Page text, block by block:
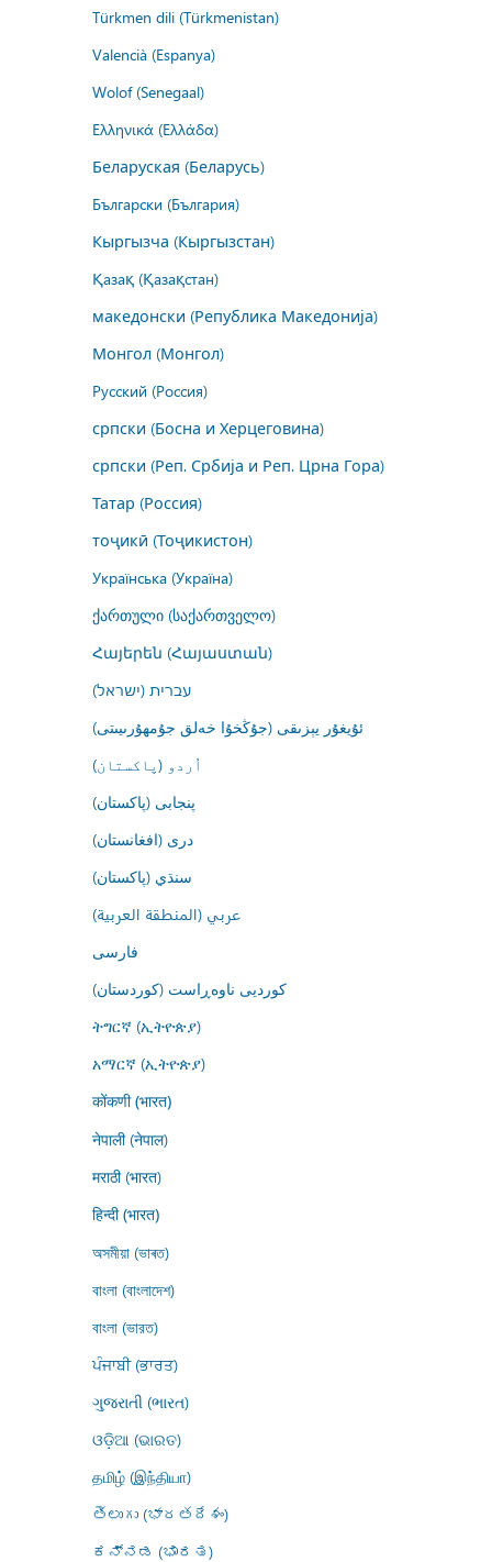
Türkmen dili (Türkmenistan)
Valencià (Espanya)
Wolof (Senegaal)
Ελληνικά (Ελλάδα)
Беларуская (Беларусь)
Български (България)
Кыргызча (Кыргызстан)
Қазақ (Қазақстан)
македонски (Република Македонија)
Монгол (Монгол)
Русский (Россия)
српски (Босна и Херцеговина)
српски (Реп. Србија и Реп. Црна Гора)
Татар (Россия)
тоҷикӣ (Тоҷикистон)
Українська (Україна)
ქართული (საქართველო)
Հայերեն (Հայաստան)
עברית (ישראל)
ئۇيغۇر يېزىقى (جۇڭخۇا خەلق جۇمھۇرىيىتى)
اُردو (پاکستان)
پنجابی (پاکستان)
درى (افغانستان)
سنڌي (پاکستان)
عربي (المنطقة العربية)
فارسى
کوردیی ناوەڕاست (کوردستان)
ትግርኛ (ኢትዮጵያ)
አማርኛ (ኢትዮጵያ)
कोंकणी (भारत)
नेपाली (नेपाल)
मराठी (भारत)
हिन्दी (भारत)
অসমীয়া (ভাৰত)
বাংলা (বাংলাদেশ)
বাংলা (ভারত)
ਪੰਜਾਬੀ (ਭਾਰਤ)
ગુજરાતી (ભારત)
ଓଡ଼ିଆ (ଭାରତ)
தமிழ் (இந்தியா)
తెలుగు (భారతదేశం)
ಕನ್ನಡ (ಭಾರತ)